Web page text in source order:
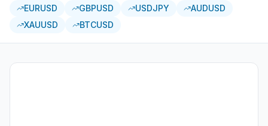
EURUSD GBPUSD USDJPY
AUDUSD
XAUUSD
BTCUSD